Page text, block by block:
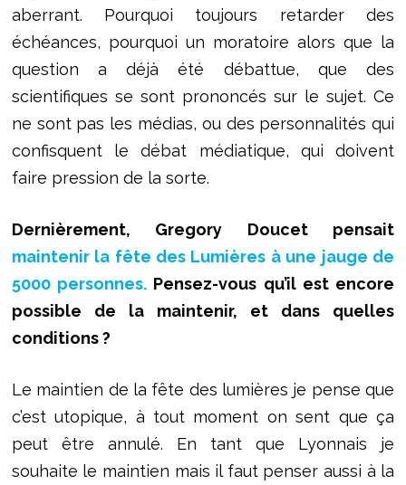
aberrant. Pourquoi toujours retarder des
échéances, pourquoi un moratoire alors que la
question a déjà été débattue, que des
scientifiques se sont prononcés sur le sujet. Ce
ne sont pas les médias, ou des personnalités qui
confisquent le débat médiatique, qui doivent
faire pression de la sorte.
Dernièrement, Gregory Doucet pensait
maintenir la fête des Lumières à une jauge de
5000 personnes. Pensez-vous qu’il est encore
possible de la maintenir, et dans quelles
conditions ?
Le maintien de la fête des lumières je pense que
c’est utopique, à tout moment on sent que ça
peut être annulé. En tant que Lyonnais je
souhaite le maintien mais il faut penser aussi à la